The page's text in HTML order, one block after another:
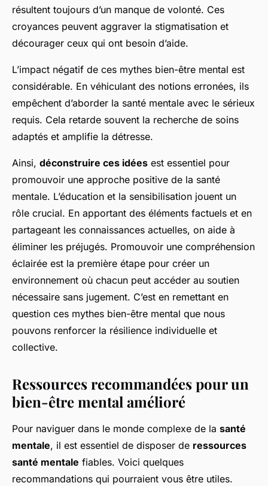
résultent toujours d’un manque de volonté. Ces
croyances peuvent aggraver la stigmatisation et
décourager ceux qui ont besoin d’aide.
L’impact négatif de ces mythes bien-être mental est
considérable. En véhiculant des notions erronées, ils
empêchent d’aborder la santé mentale avec le sérieux
requis. Cela retarde souvent la recherche de soins
adaptés et amplifie la détresse.
Ainsi, déconstruire ces idées est essentiel pour
promouvoir une approche positive de la santé
mentale. L’éducation et la sensibilisation jouent un
rôle crucial. En apportant des éléments factuels et en
partageant les connaissances actuelles, on aide à
éliminer les préjugés. Promouvoir une compréhension
éclairée est la première étape pour créer un
environnement où chacun peut accéder au soutien
nécessaire sans jugement. C’est en remettant en
question ces mythes bien-être mental que nous
pouvons renforcer la résilience individuelle et
collective.
Ressources recommandées pour un
bien-être mental amélioré
Pour naviguer dans le monde complexe de la santé
mentale, il est essentiel de disposer de ressources
santé mentale fiables. Voici quelques
recommandations qui pourraient vous être utiles.